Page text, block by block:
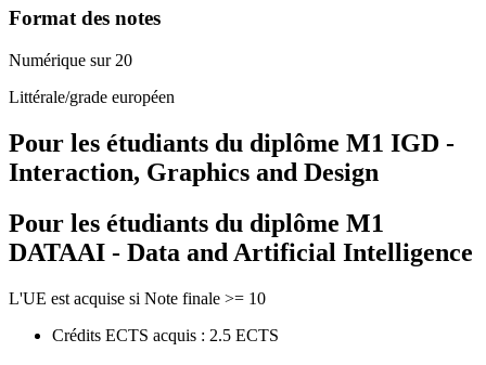
Format des notes
Numérique sur 20
Littérale/grade européen
Pour les étudiants du diplôme M1 IGD -
Interaction, Graphics and Design
Pour les étudiants du diplôme M1
DATAAI - Data and Artificial Intelligence
L'UE est acquise si Note finale >= 10
Crédits ECTS acquis : 2.5 ECTS